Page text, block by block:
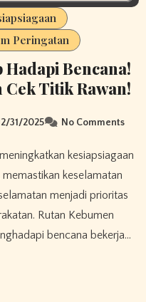
Peringatan
Bencana!
Titik Rawan!​
31/2025 No Comments
keselamatan
menjadi prioritas
Rutan Kebumen
bencana bekerja…